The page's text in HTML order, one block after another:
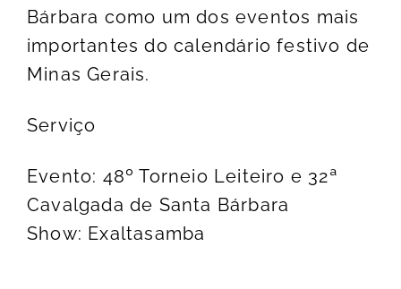
Bárbara como um dos eventos mais
importantes do calendário festivo de
Minas Gerais.
Serviço
Evento: 48º Torneio Leiteiro e 32ª
Cavalgada de Santa Bárbara
Show: Exaltasamba